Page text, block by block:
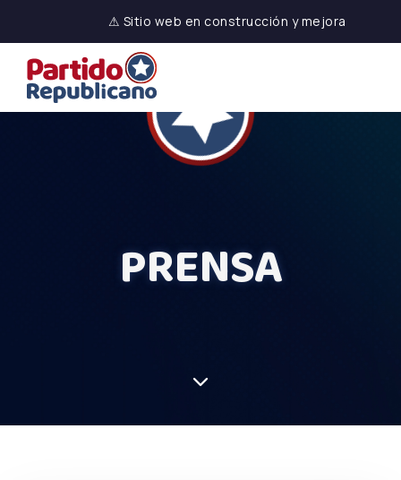
⚠ Sitio web en construcción y mejora
PRENSA